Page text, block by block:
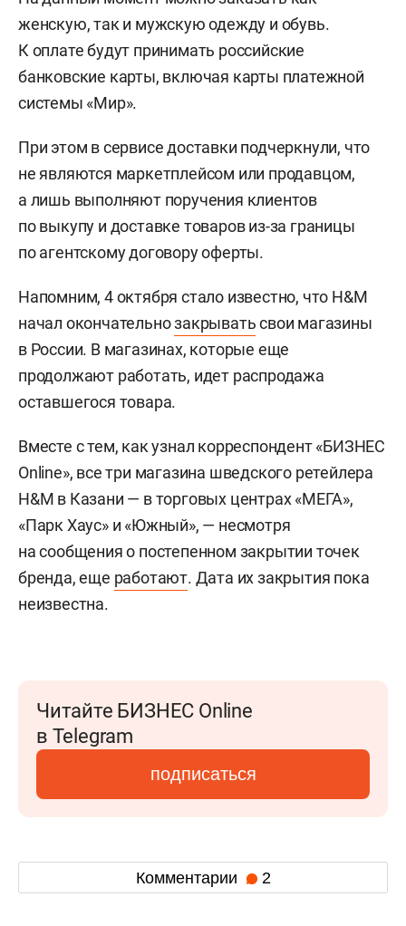
женскую, так и мужскую одежду и обувь.
К оплате будут принимать российские
банковские карты, включая карты платежной
системы «Мир».
При этом в сервисе доставки подчеркнули, что
не являются маркетплейсом или продавцом,
а лишь выполняют поручения клиентов
по выкупу и доставке товаров из-за границы
по агентскому договору оферты.
Напомним, 4 октября стало известно, что H&M
начал окончательнозакрыватьсвои магазины
в России. В магазинах, которые еще
продолжают работать, идет распродажа
оставшегося товара.
Вместе с тем, как узнал корреспондент «БИЗНЕС
Online», все три магазина шведского ретейлера
H&M в Казани — в торговых центрах «МЕГА»,
«Парк Хаус» и «Южный», — несмотря
на сообщения о постепенном закрытии точек
бренда, еще работают. Дата их закрытия пока
неизвестна.
Читайте БИЗНЕС Online
в Telegram
подписаться
Комментарии 2